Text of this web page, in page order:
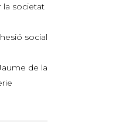
la societat
social
de la